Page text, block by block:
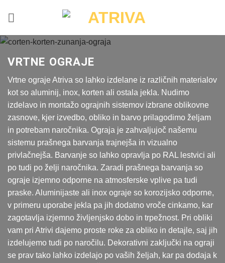
VRTNE OGRAJE
Vrtne ograje Atriva so lahko izdelane iz različnih materialov
kot so aluminij, inox, korten ali ostala jekla. Nudimo
izdelavo in montažo ograjnih sistemov izbrane oblikovne
zasnove, kjer izvedbo, obliko in barvo prilagodimo željam
in potrebam naročnika. Ograja je zahvaljujoč našemu
sistemu prašnega barvanja trajnejša in vizualno
privlačnejša. Barvanje so lahko opravlja po RAL lestvici ali
po tudi po želji naročnika. Zaradi prašnega barvanja so
ograje izjemno odporne na atmosferske vplive pa tudi
praske. Aluminijaste ali inox ograje so korozijsko odporne,
v primeru uporabe jekla pa jih dodatno vroče cinkamo, kar
zagotavlja izjemno življenjsko dobo in trpežnost. Pri obliki
vam pri Atrivi dajemo proste roke za obliko in detajle, saj jih
izdelujemo tudi po naročilu. Dekorativni zaključki na ograji
se prav tako lahko izdelajo po vaših željah, kar pa dodaja k